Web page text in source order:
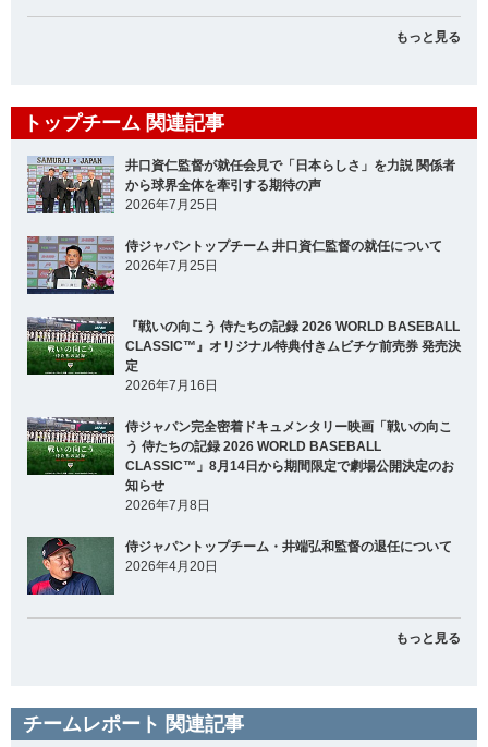
もっと見る
トップチーム 関連記事
井口資仁監督が就任会見で「日本らしさ」を力説 関係者
から球界全体を牽引する期待の声
2026年7月25日
侍ジャパントップチーム 井口資仁監督の就任について
2026年7月25日
『戦いの向こう 侍たちの記録 2026 WORLD BASEBALL
CLASSIC™』オリジナル特典付きムビチケ前売券 発売決
定
2026年7月16日
侍ジャパン完全密着ドキュメンタリー映画「戦いの向こ
う 侍たちの記録 2026 WORLD BASEBALL
CLASSIC™」8月14日から期間限定で劇場公開決定のお
知らせ
2026年7月8日
侍ジャパントップチーム・井端弘和監督の退任について
2026年4月20日
もっと見る
チームレポート 関連記事